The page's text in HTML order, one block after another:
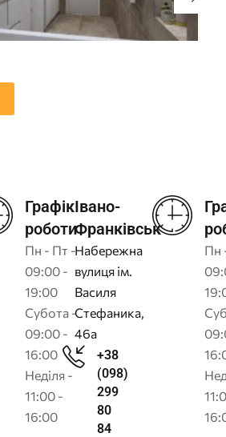
Графік
роботи
Пн - Пт -
09:00 -
19:00
Субота -
09:00 -
16:00
Неділя -
11:00 -
16:00
Івано-
Франківськ
Набережна
вулиця ім.
Василя
Стефаника,
46а
+38
(098)
299
80
84
Пн